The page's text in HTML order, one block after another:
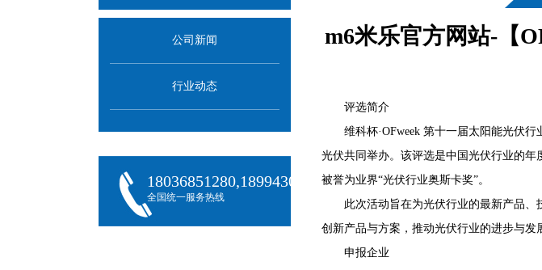
公司新闻
行业动态
18036851280,18994301288,18068407382
全国统一服务热线
m6米乐官方网站-【
评选简介
维科杯·OFweek 第十一届太阳能光伏
光伏共同举办。该评选是中国光伏行业的年
被誉为业界“光伏行业奥斯卡奖”。
此次活动旨在为光伏行业的最新产品
创新产品与方案，推动光伏行业的进步与发
申报企业